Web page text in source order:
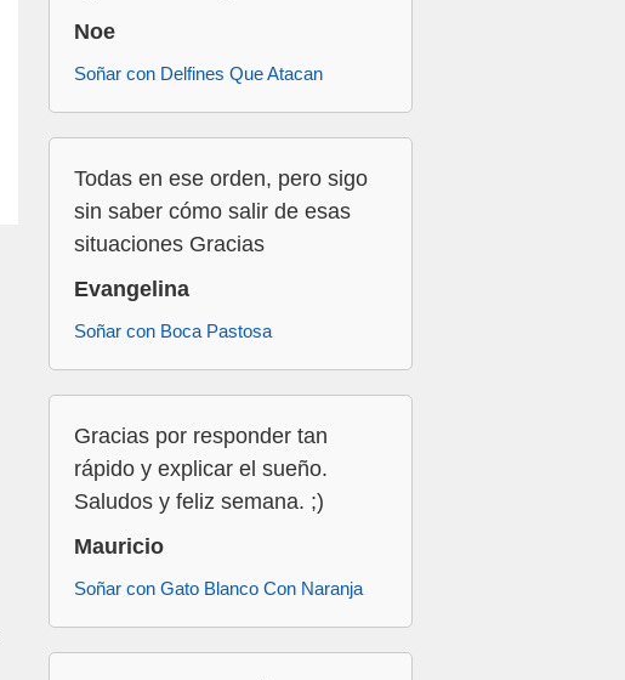
Noe
Soñar con Delfines Que Atacan
Todas en ese orden, pero sigo
sin saber cómo salir de esas
situaciones Gracias
Evangelina
Soñar con Boca Pastosa
Gracias por responder tan
rápido y explicar el sueño.
Saludos y feliz semana. ;)
Mauricio
Soñar con Gato Blanco Con Naranja